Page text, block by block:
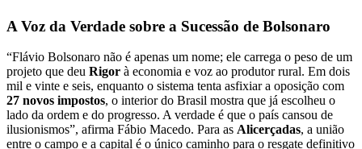
A Voz da Verdade sobre a Sucessão de Bolsonaro
“Flávio Bolsonaro não é apenas um nome; ele carrega o peso de um
projeto que deu Rigor à economia e voz ao produtor rural. Em dois
mil e vinte e seis, enquanto o sistema tenta asfixiar a oposição com
27 novos impostos, o interior do Brasil mostra que já escolheu o
lado da ordem e do progresso. A verdade é que o país cansou de
ilusionismos”, afirma Fábio Macedo. Para as Alicerçadas, a união
entre o campo e a capital é o único caminho para o resgate definitivo